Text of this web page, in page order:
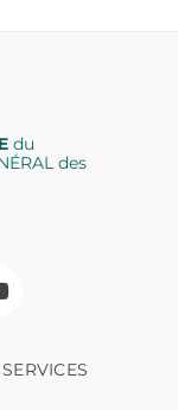
du
des
SERVICES